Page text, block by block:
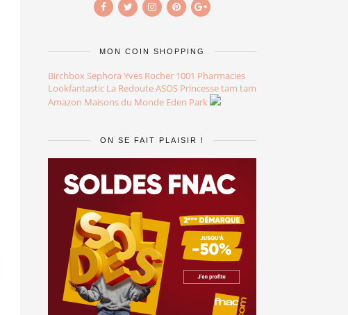
MON COIN SHOPPING
Birchbox Sephora Yves Rocher 1001 Pharmacies
Lookfantastic La RedouteASOS Princesse tam tam
Amazon Maisons du Monde Eden Park
ON SE FAIT PLAISIR !